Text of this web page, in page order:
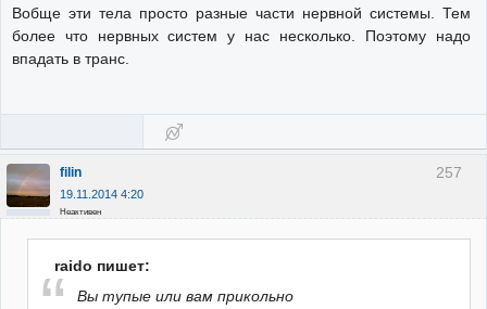
Вобще эти тела просто разные части нервной системы. Тем
более что нервных систем у нас несколько. Поэтому надо
впадать в транс.
257
filin
19.11.2014 4:20
Неактивен
raido пишет:
Вы тупые или вам прикольно